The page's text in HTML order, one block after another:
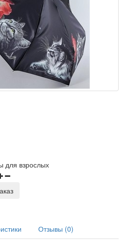
для взрослых
Отзывы (0)